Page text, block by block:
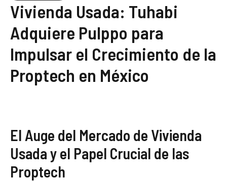
Vivienda Usada: Tuhabi
Adquiere Pulppo para
Impulsar el Crecimiento de la
Proptech en México
El Auge del Mercado de Vivienda
Usada y el Papel Crucial de las
Proptech